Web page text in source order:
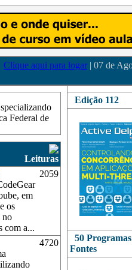
Clique aqui para logar | 07 de
Federal de
Leituras
em
os
no
com a...
2059
4720
Edição 112
50 Programas
Fontes